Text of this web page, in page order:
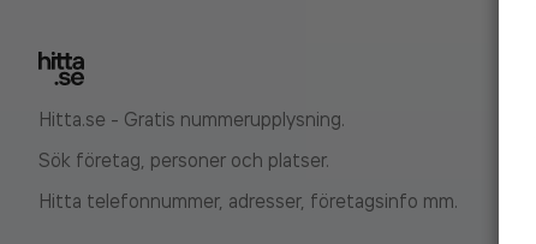
Hitta.se - Gratis nummerupplysning.
Sök företag, personer och platser.
Hitta telefonnummer, adresser, företagsinfo mm.